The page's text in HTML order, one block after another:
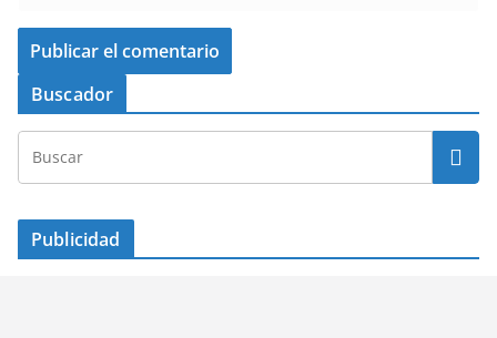
Buscador
Publicidad